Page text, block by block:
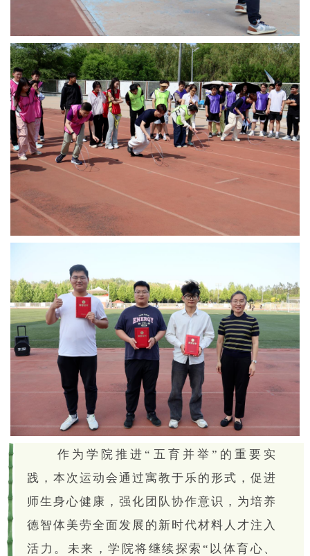
作为学院推进“五育并举”的重要实
践，本次运动会通过寓教于乐的形式，促进
师生身心健康，强化团队协作意识，为培养
德智体美劳全面发展的新时代材料人才注入
活力。未来，学院将继续探索“以体育心、